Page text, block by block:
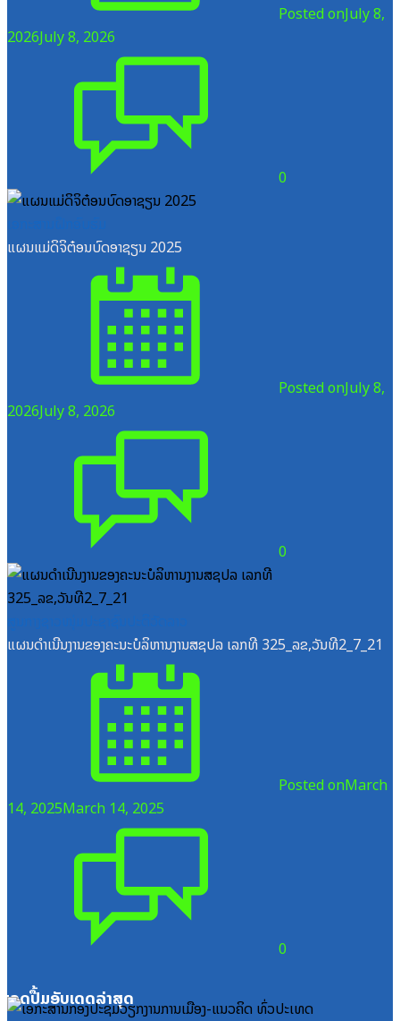
Posted onJuly 8,
2026July 8, 2026
0
ແຜນແມ່ດິຈິຕ໋ອນບົດອາຊຽນ 2025
Posted onJuly 8,
2026July 8, 2026
0
ແຜນດຳເນີນງານຂອງຄະນະບໍລິຫານງານສຊປລ ເລກທີ 325_ລຂ,ວັນທີ2_7_21
Posted onMarch
14, 2025March 14, 2025
0
ດປື້ມອັບເດດລ່າສຸດ